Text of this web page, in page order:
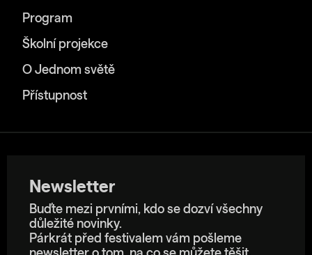
Program
Školní projekce
O Jednom světě
Přístupnost
Newsletter
Buďte mezi prvními, kdo se dozví všechny
důležité novinky.
Párkrát před festivalem vám pošleme